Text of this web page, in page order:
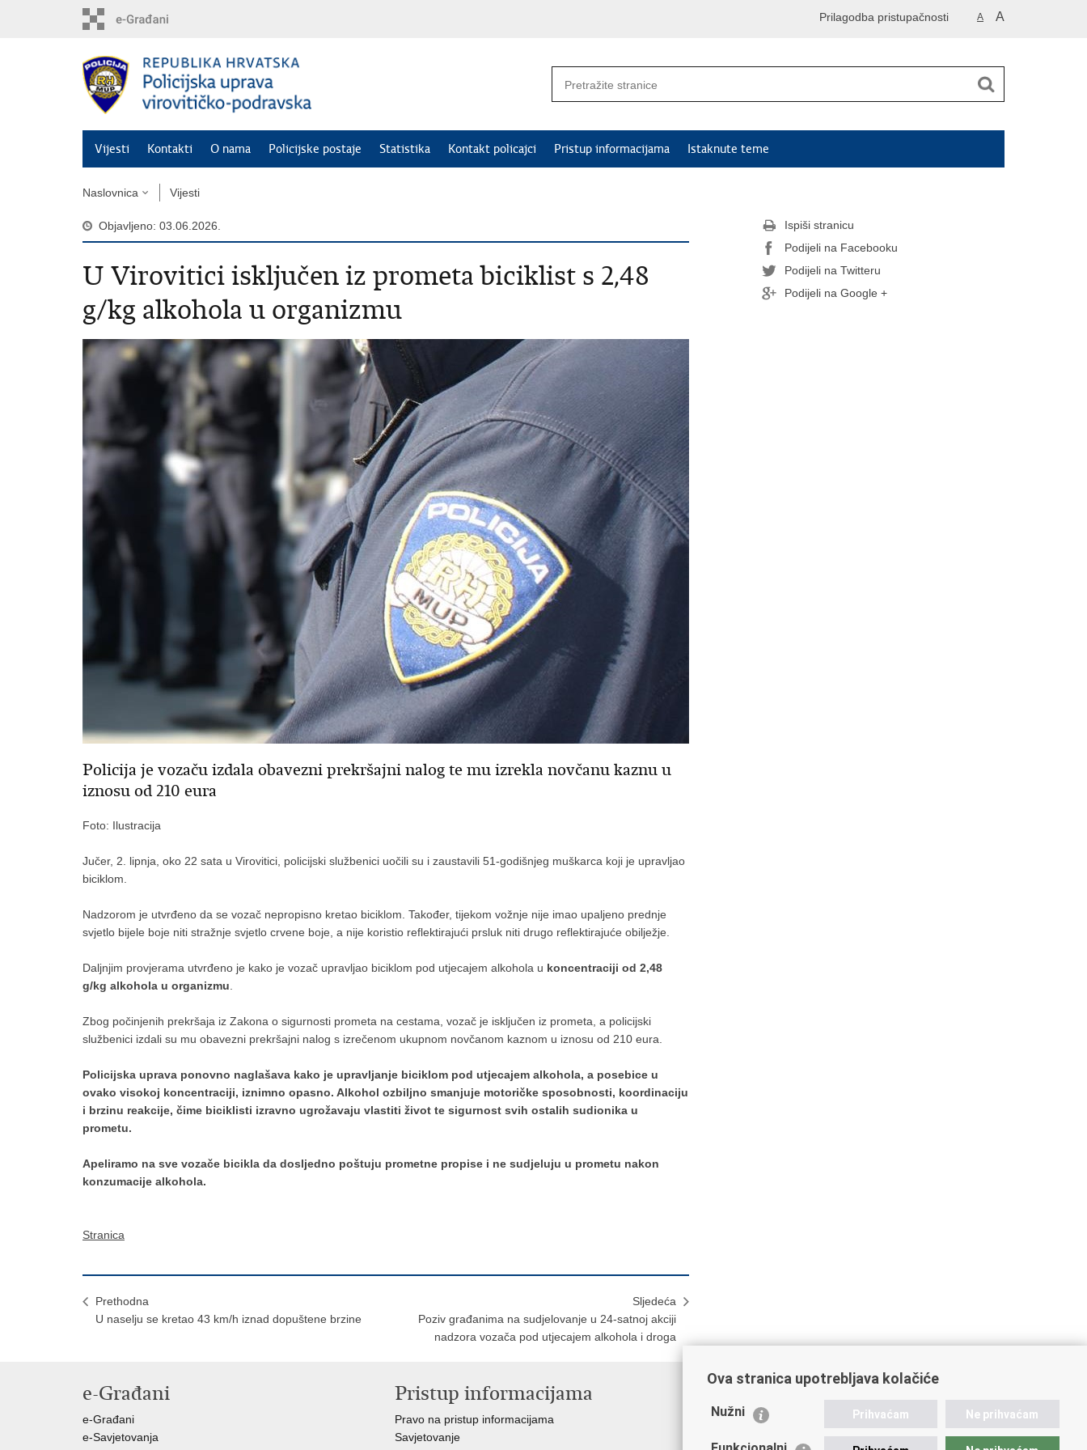
A A
Prilagodba pristupačnosti
Vijesti Kontakti O nama Policijske postaje Statistika Kontakt policajci Pristup informacijama Istaknute teme
Naslovnica Vijesti
Objavljeno: 03.06.2026.
U Virovitici isključen iz prometa biciklist s 2,48
g/kg alkohola u organizmu
Policija je vozaču izdala obavezni prekršajni nalog te mu izrekla novčanu kaznu u
iznosu od 210 eura
Foto: Ilustracija
Jučer, 2. lipnja, oko 22 sata u Virovitici, policijski službenici uočili su i zaustavili 51-godišnjeg muškarca koji je upravljao
biciklom.
Nadzorom je utvrđeno da se vozač nepropisno kretao biciklom. Također, tijekom vožnje nije imao upaljeno prednje
svjetlo bijele boje niti stražnje svjetlo crvene boje, a nije koristio reflektirajući prsluk niti drugo reflektirajuće obilježje.
Daljnjim provjerama utvrđeno je kako je vozač upravljao biciklom pod utjecajem alkohola u koncentraciji od 2,48
g/kg alkohola u organizmu
Zbog počinjenih prekršaja iz Zakona o sigurnosti prometa na cestama, vozač je isključen iz prometa, a policijski
službenici izdali su mu obavezni prekršajni nalog s izrečenom ukupnom novčanom kaznom u iznosu od 210 eura.
Policijska uprava ponovno naglašava kako je upravljanje biciklom pod utjecajem alkohola, a posebice u
ovako visokoj koncentraciji, iznimno opasno. Alkohol ozbiljno smanjuje motoričke sposobnosti, koordinaciju
i brzinu reakcije, čime biciklisti izravno ugrožavaju vlastiti život te sigurnost svih ostalih sudionika u
prometu.
Apeliramo na sve vozače bicikla da dosljedno poštuju prometne propise i ne sudjeluju u prometu nakon
konzumacije alkohola.
Stranica
Prethodna
U naselju se kretao 43 km/h iznad dopuštene brzine
Sljedeća
Poziv građanima na sudjelovanje u 24-satnoj akciji
nadzora vozača pod utjecajem alkohola i droga
Ispiši stranicu
Podijeli na Facebooku
Podijeli na Twitteru
Podijeli na Google +
e-Građani
e-Građani
e-Savjetovanja
Pristup informacijama
Pravo na pristup informacijama
Savjetovanje
Važne poveznice
Ministarstvo unutarnjih poslova
Ova stranica upotrebljava kolačiće
Nužni Prihvaćam Ne prihvaćam